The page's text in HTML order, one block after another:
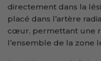
directement dans la
placé dans l’artère
cœur, permettant une
l’ensemble de la zone